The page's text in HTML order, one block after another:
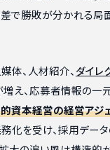
で勝敗が分かれる局
体、人材紹介、 ダイレ
増え、応募者情報の
資本経営の経営アジ
化を受け、採用デー